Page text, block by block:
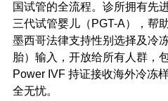
国试管的全流程。诊所拥有先
三代试管婴儿（PGT-A），帮
墨西哥法律支持性别选择及冷
胎）输入，开放给所有人群，
Power IVF 持证接收海外冷冻
全无忧。